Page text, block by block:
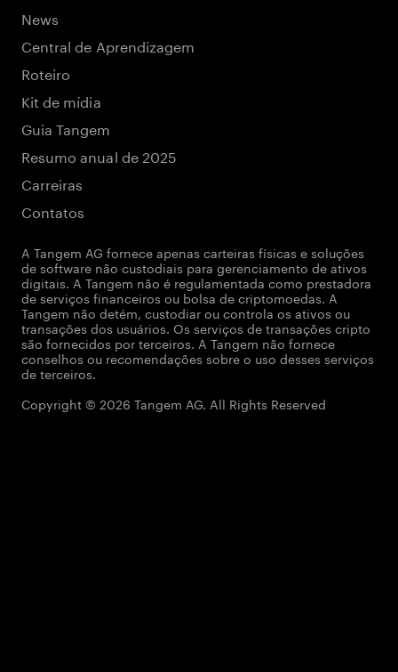
News
Central de Aprendizagem
Roteiro
Kit de mídia
Guia Tangem
Resumo anual de 2025
Carreiras
Contatos
A Tangem AG fornece apenas carteiras físicas e soluções
de software não custodiais para gerenciamento de ativos
digitais. A Tangem não é regulamentada como prestadora
de serviços financeiros ou bolsa de criptomoedas. A
Tangem não detém, custodiar ou controla os ativos ou
transações dos usuários. Os serviços de transações cripto
são fornecidos por terceiros. A Tangem não fornece
conselhos ou recomendações sobre o uso desses serviços
de terceiros.